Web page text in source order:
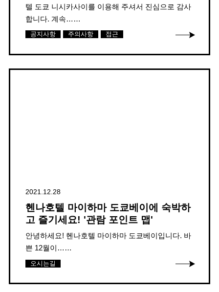
텔 도쿄 니시카사이를 이용해 주셔서 진심으로 감사
합니다. 계속……
공지사항 주의사항 접근
2021.12.28
헨나호텔 마이하마 도쿄베이에 숙박하
고 즐기세요! '관람 포인트 맵'
안녕하세요! 헨나호텔 마이하마 도쿄베이입니다. 바
쁜 12월이……
오시는길